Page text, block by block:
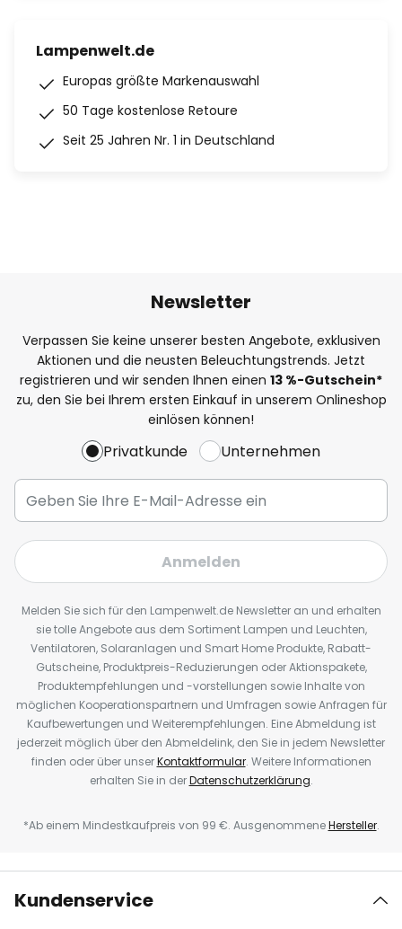
Lampenwelt.de
Europas größte Markenauswahl
50 Tage kostenlose Retoure
Seit 25 Jahren Nr. 1 in Deutschland
Newsletter
Verpassen Sie keine unserer besten Angebote, exklusiven
Aktionen und die neusten Beleuchtungstrends. Jetzt
registrieren und wir senden Ihnen einen 13 %-Gutschein*
zu, den Sie bei Ihrem ersten Einkauf in unserem Onlineshop
einlösen können!
Privatkunde Unternehmen
Anmelden
Melden Sie sich für den Lampenwelt.de Newsletter an und erhalten
sie tolle Angebote aus dem Sortiment Lampen und Leuchten,
Ventilatoren, Solaranlagen und Smart Home Produkte, Rabatt-
Gutscheine, Produktpreis-Reduzierungen oder Aktionspakete,
Produktempfehlungen und -vorstellungen sowie Inhalte von
möglichen Kooperationspartnern und Umfragen sowie Anfragen für
Kaufbewertungen und Weiterempfehlungen. Eine Abmeldung ist
jederzeit möglich über den Abmeldelink, den Sie in jedem Newsletter
finden oder über unserKontaktformular. Weitere Informationen
erhalten Sie in derDatenschutzerklärung.
*Ab einem Mindestkaufpreis von 99 €. AusgenommeneHersteller.
Kundenservice